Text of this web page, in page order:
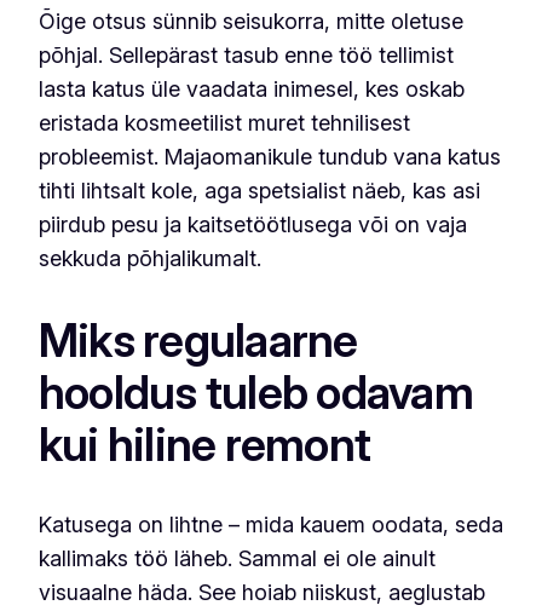
Õige otsus sünnib seisukorra, mitte oletuse
põhjal. Sellepärast tasub enne töö tellimist
lasta katus üle vaadata inimesel, kes oskab
eristada kosmeetilist muret tehnilisest
probleemist. Majaomanikule tundub vana katus
tihti lihtsalt kole, aga spetsialist näeb, kas asi
piirdub pesu ja kaitsetöötlusega või on vaja
sekkuda põhjalikumalt.
Miks regulaarne
hooldus tuleb odavam
kui hiline remont
Katusega on lihtne – mida kauem oodata, seda
kallimaks töö läheb. Sammal ei ole ainult
visuaalne häda. See hoiab niiskust, aeglustab